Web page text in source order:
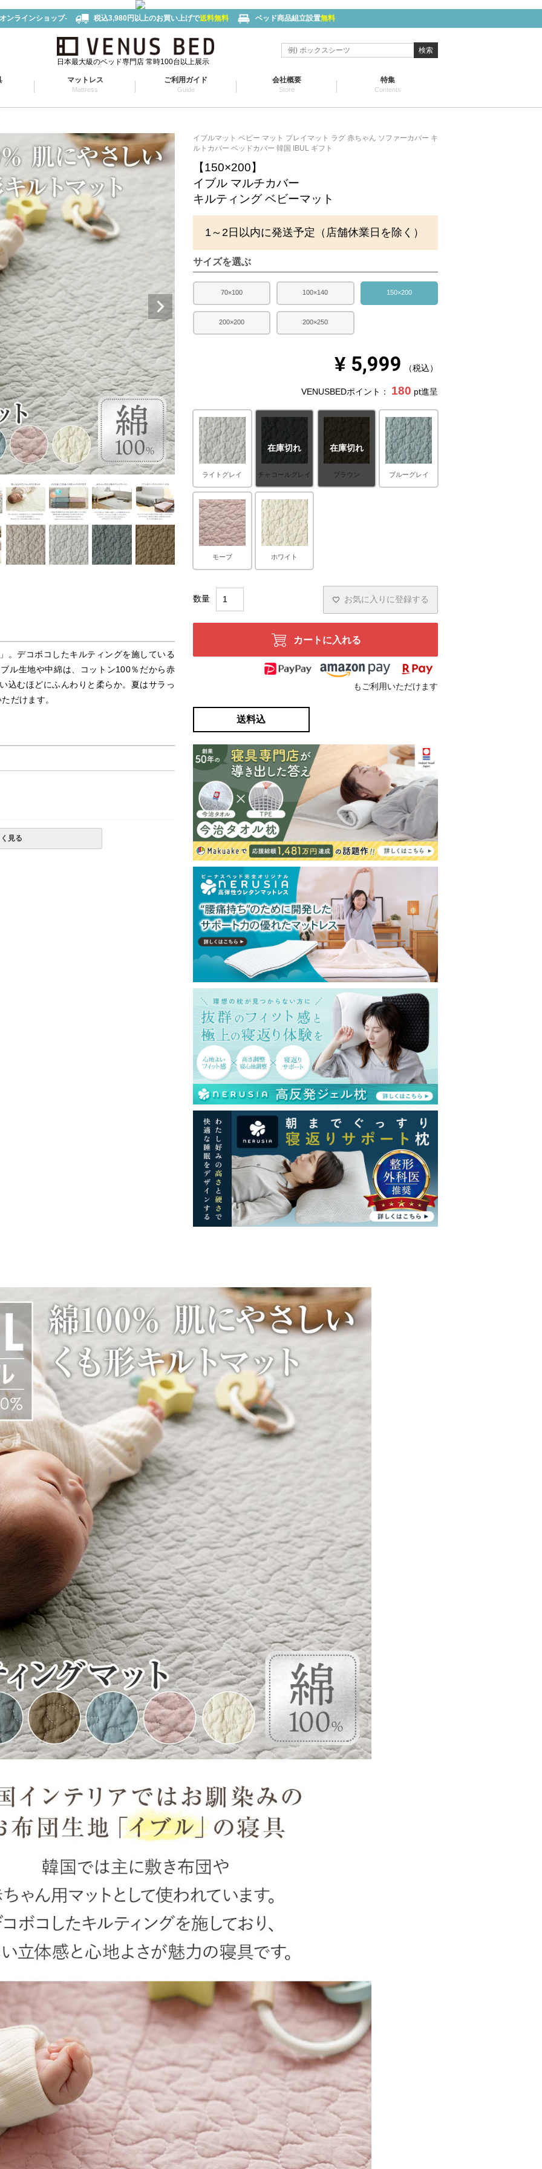
ンラインショップ- 税込3,980円以上のお買い上げで送料無料 ベッド商品組立設置無料
日本最大級のベッド専門店 常時100台以上展示
検索
マットレス
Mattress
ご利用ガイド
Guide
会社概要
Store
特集
Contents
。デコボコしたキルティングを施している
ル生地や中綿は、コットン100％だから赤
込むほどにふんわりと柔らか。夏はサラっ
だけます。
で製造しています）
見る
イブルマット ベビー マット プレイマット ラグ 赤ちゃん ソファーカバー キ
ルトカバー ベッドカバー 韓国 IBUL ギフト
【150×200】
イブル マルチカバー
キルティング ベビーマット
1～2日以内に発送予定（店舗休業日を除く）
サイズを選ぶ
70×100 100×140 150×200
200×200 200×250
¥ 5,999 税込
VENUSBEDポイント： 180 pt進呈
ライトグレイ チャコールグレイ
在庫切れ
ブラウン
在庫切れ
ブルーグレイ
モーブ ホワイト
お気に入りに登録する
カートに入れる
もご利用いただけます
送料込